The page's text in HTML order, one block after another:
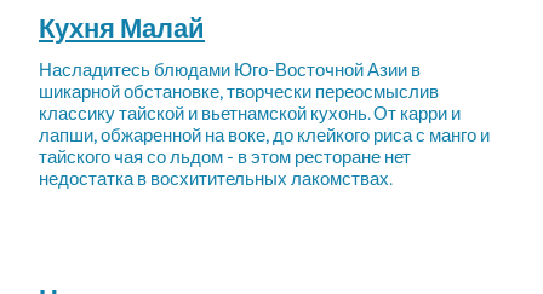
Кухня Малай
Насладитесь блюдами Юго-Восточной Азии в
шикарной обстановке, творчески переосмыслив
классику тайской и вьетнамской кухонь. От карри и
лапши, обжаренной на воке, до клейкого риса с манго и
тайского чая со льдом - в этом ресторане нет
недостатка в восхитительных лакомствах.